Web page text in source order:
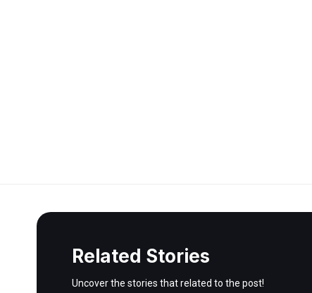
Related Stories
Uncover the stories that related to the post!